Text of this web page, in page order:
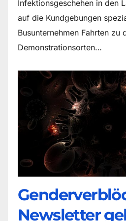
Infektionsgeschehen in den
auf die Kundgebungen
Busunternehmen Fahrten zu
Demonstrationsorten…
Newsletter